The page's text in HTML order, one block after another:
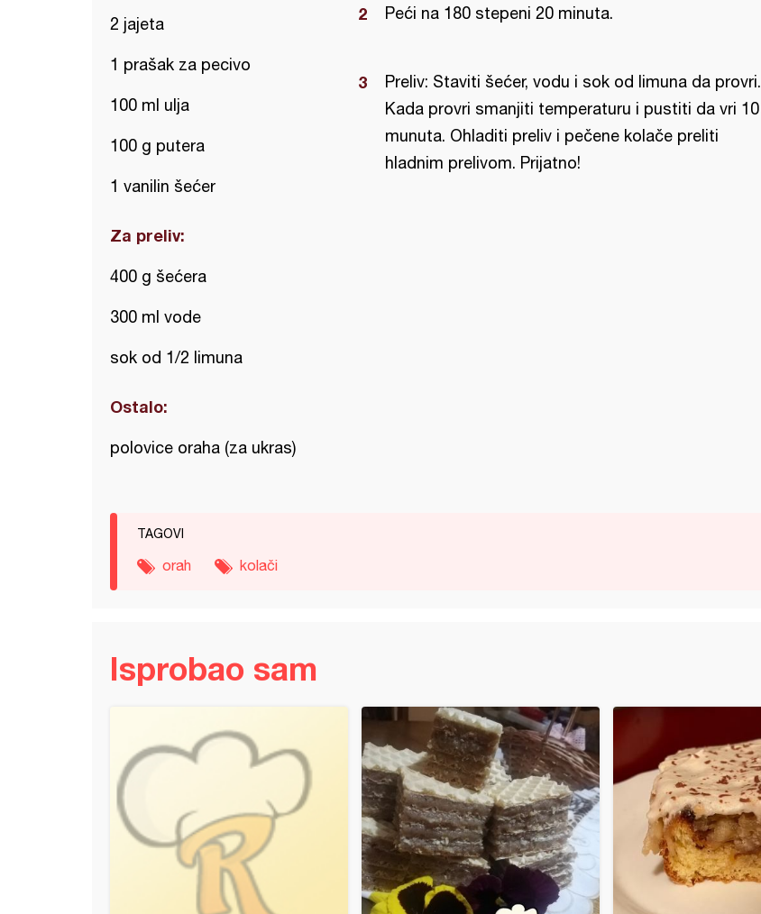
2 jajeta
1 prašak za pecivo
100 ml ulja
100 g putera
1 vanilin šećer
Za preliv:
400 g šećera
300 ml vode
sok od 1/2 limuna
Ostalo:
polovice oraha (za ukras)
Peći na 180 stepeni 20 minuta.
Preliv: Staviti šećer, vodu i sok od limuna da provri.
Kada provri smanjiti temperaturu i pustiti da vri 10
munuta. Ohladiti preliv i pečene kolače preliti
hladnim prelivom. Prijatno!
TAGOVI
orah kolači
Isprobao sam